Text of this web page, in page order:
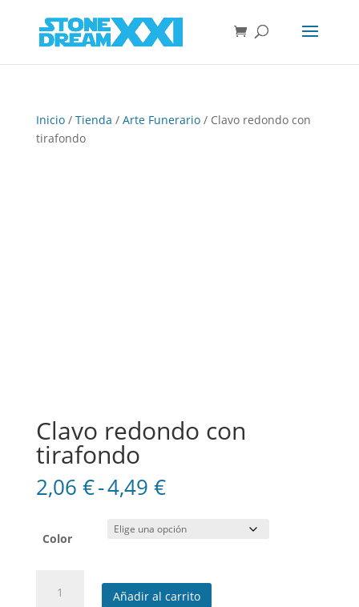
Inicio/ Tienda / Arte Funerario/ Clavo redondo con
tirafondo
Clavo redondo con
tirafondo
2,06 €-4,49 €Rango
de
precios:
desde
hasta
4,49 €
Color
redondo
Añadir al carrito